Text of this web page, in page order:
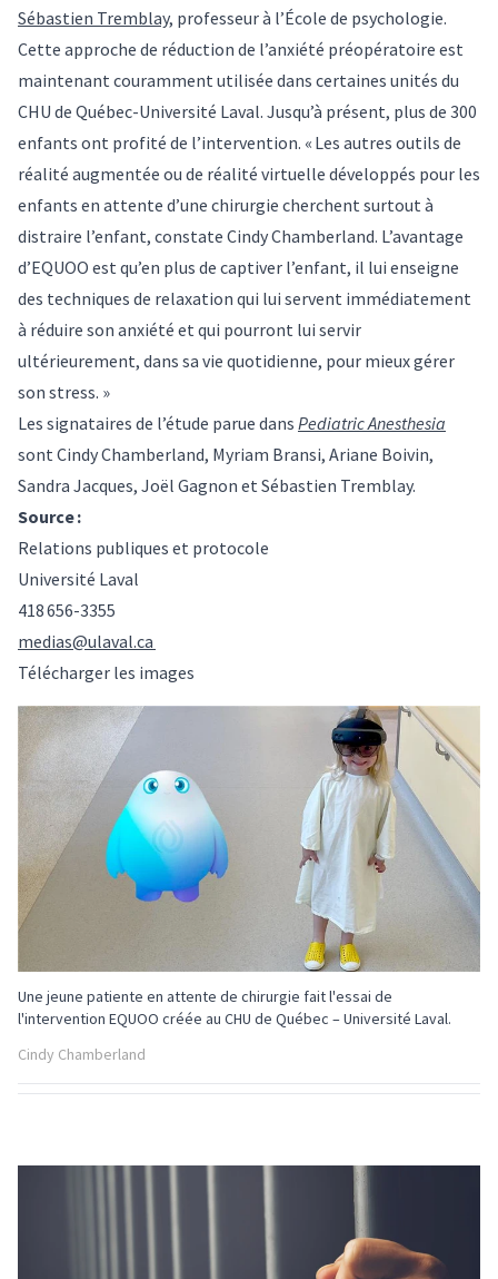
Sébastien Tremblay, professeur à l’École de psychologie.
Cette approche de réduction de l’anxiété préopératoire est
maintenant couramment utilisée dans certaines unités du
CHU de Québec-Université Laval. Jusqu’à présent, plus de 300
enfants ont profité de l’intervention. « Les autres outils de
réalité augmentée ou de réalité virtuelle développés pour les
enfants en attente d’une chirurgie cherchent surtout à
distraire l’enfant, constate Cindy Chamberland. L’avantage
d’EQUOO est qu’en plus de captiver l’enfant, il lui enseigne
des techniques de relaxation qui lui servent immédiatement
à réduire son anxiété et qui pourront lui servir
ultérieurement, dans sa vie quotidienne, pour mieux gérer
son stress. »
Les signataires de l’étude parue dans Pediatric Anesthesia
sont Cindy Chamberland, Myriam Bransi, Ariane Boivin,
Sandra Jacques, Joël Gagnon et Sébastien Tremblay.
Source :
Relations publiques et protocole
Université Laval
418 656-3355
medias@ulaval.ca
Télécharger les images
Une jeune patiente en attente de chirurgie fait l'essai de
l'intervention EQUOO créée au CHU de Québec – Université Laval.
Cindy Chamberland